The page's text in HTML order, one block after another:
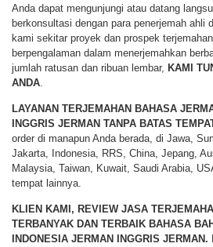
Anda dapat mengunjungi atau datang
berkonsultasi dengan para penerjemah ahli
kami sekitar proyek dan prospek
berpengalaman dalam menerjemahkan
jumlah ratusan dan ribuan lembar, KAMI
ANDA
LAYANAN TERJEMAHAN BAHASA
INGGRIS JERMAN TANPA BATAS
order di manapun Anda berada, di Jawa,
Jakarta, Indonesia, RRS, China, Jepang,
Malaysia, Taiwan, Kuwait, Saudi Arabia,
tempat lainnya.
KLIEN KAMI, REVIEW JASA
TERBANYAK DAN TERBAIK BAHASA
INDONESIA JERMAN INGGRIS JERMAN.